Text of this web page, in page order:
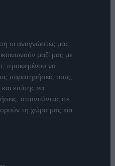
οι αναγνώστες μας
μαζί μας με
προκειμένου να
παρατηρήσεις τους,
επίσης να
απαντώντας σε
τη χώρα μας και